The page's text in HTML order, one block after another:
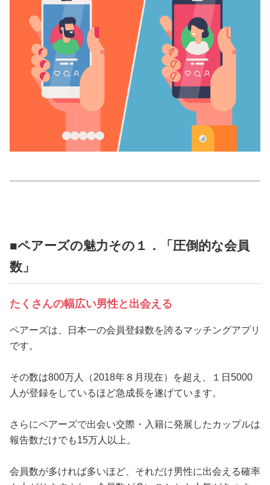
ココロ/カラダ
グルメ
トラベル
カルチャー/エンタメ
性と愛
■ペアーズの魅力その１．「圧倒的な会員
数」
たくさんの幅広い男性と出会える
ペアーズは、日本一の会員登録数を誇るマッチングアプリ
です。
その数は800万人（2018年８月現在）を超え、１日5000
人が登録をしているほど急成長を遂げています。
さらにペアーズで出会い交際・入籍に発展したカップルは
報告数だけでも15万人以上。
会員数が多ければ多いほど、それだけ男性に出会える確率